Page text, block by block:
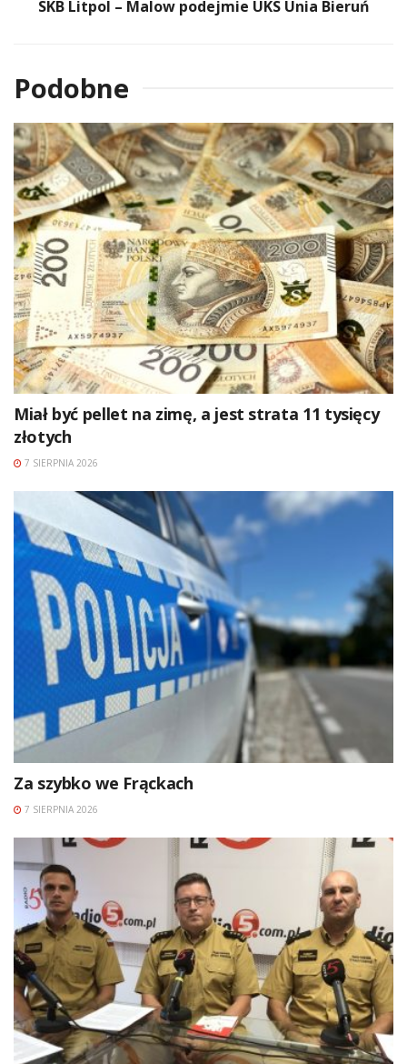
SKB Litpol – Malow podejmie UKS Unia Bieruń
Podobne
Miał być pellet na zimę, a jest strata 11 tysięcy
złotych
7 SIERPNIA 2026
Za szybko we Frąckach
7 SIERPNIA 2026